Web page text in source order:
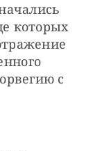
которых
с